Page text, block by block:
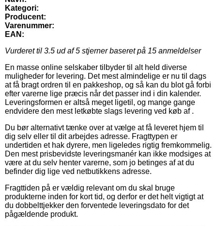
Kategori:
Producent:
Varenummer:
EAN:
Vurderet til 3.5 ud af 5 stjerner baseret på 15 anmeldelser
En masse online selskaber tilbyder til alt held diverse
muligheder for levering. Det mest almindelige er nu til dags
at få bragt ordren til en pakkeshop, og så kan du blot gå forbi
efter varerne lige præcis når det passer ind i din kalender.
Leveringsformen er altså meget ligetil, og mange gange
endvidere den mest letkøbte slags levering ved køb af .
Du bør alternativt tænke over at vælge at få leveret hjem til
dig selv eller til dit arbejdes adresse. Fragttypen er
undertiden et hak dyrere, men ligeledes rigtig fremkommelig.
Den mest prisbevidste leveringsmanér kan ikke modsiges at
være at du selv henter varerne, som jo betinges af at du
befinder dig lige ved netbutikkens adresse.
Fragttiden på er vældig relevant om du skal bruge
produkterne inden for kort tid, og derfor er det helt vigtigt at
du dobbelttjekker den forventede leveringsdato for det
pågældende produkt.